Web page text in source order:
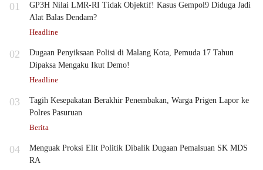
01
GP3H Nilai LMR-RI Tidak Objektif! Kasus Gempol9 Diduga Jadi
Alat Balas Dendam?
Headline
02
Dugaan Penyiksaan Polisi di Malang Kota, Pemuda 17 Tahun
Dipaksa Mengaku Ikut Demo!
Headline
03
Tagih Kesepakatan Berakhir Penembakan, Warga Prigen Lapor ke
Polres Pasuruan
Berita
04
Menguak Proksi Elit Politik Dibalik Dugaan Pemalsuan SK MDS
RA